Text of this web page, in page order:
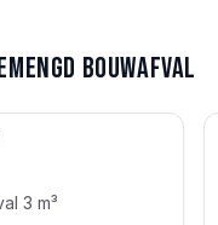
bouwafval
3 m³